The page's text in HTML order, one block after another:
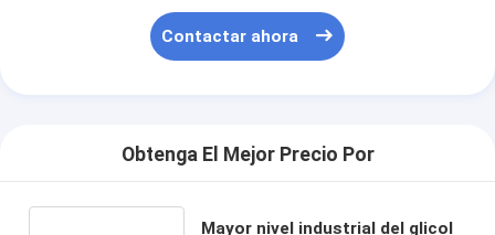
Contactar ahora
Obtenga El Mejor Precio Por
Mayor nivel industrial del glicol